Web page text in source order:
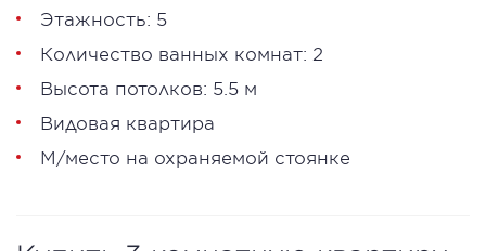
Этажность: 5
Количество ванных комнат: 2
Высота потолков: 5.5 м
Видовая квартира
М/место на охраняемой стоянке